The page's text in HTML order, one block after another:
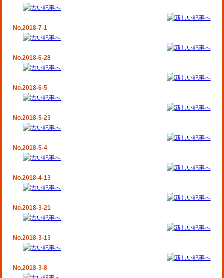
No.2018-7-1
No.2018-6-28
No.2018-6-5
No.2018-5-23
No.2018-5-4
No.2018-4-13
No.2018-3-21
No.2018-3-13
No.2018-3-8